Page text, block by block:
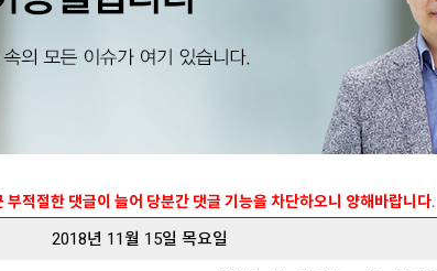
적절한 댓글이 늘어 당분간 댓글 기능을 차단하오니 양해바랍니다.
2018년 11월 15일 목요일